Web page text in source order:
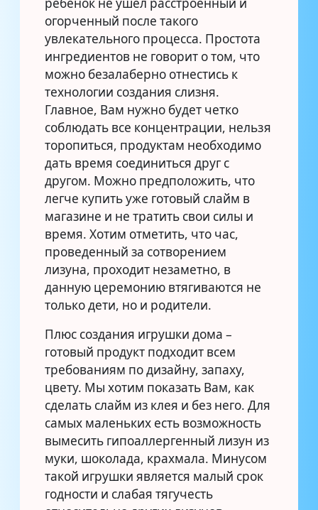
огорченный после такого
увлекательного процесса. Простота
ингредиентов не говорит о том, что
можно безалаберно отнестись к
технологии создания слизня.
Главное, Вам нужно будет четко
соблюдать все концентрации, нельзя
торопиться, продуктам необходимо
дать время соединиться друг с
другом. Можно предположить, что
легче купить уже готовый слайм в
магазине и не тратить свои силы и
время. Хотим отметить, что час,
проведенный за сотворением
лизуна, проходит незаметно, в
данную церемонию втягиваются не
только дети, но и родители.
Плюс создания игрушки дома –
готовый продукт подходит всем
требованиям по дизайну, запаху,
цвету. Мы хотим показать Вам, как
сделать слайм из клея и без него. Для
самых маленьких есть возможность
вымесить гипоаллергенный лизун из
муки, шоколада, крахмала. Минусом
такой игрушки является малый срок
годности и слабая тягучесть